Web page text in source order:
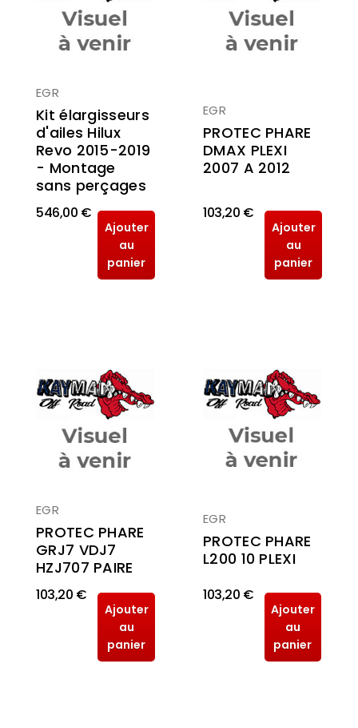
EGR
Kit élargisseurs
d'ailes Hilux
Revo 2015-2019
- Montage
sans perçages
546,00 €
Ajouter
au
panier
EGR
PROTEC PHARE
DMAX PLEXI
2007 A 2012
103,20 €
Ajouter
au
panier
EGR
PROTEC PHARE
GRJ7 VDJ7
HZJ707 PAIRE
103,20 €
Ajouter
au
panier
EGR
PROTEC PHARE
L200 10 PLEXI
103,20 €
Ajouter
au
panier